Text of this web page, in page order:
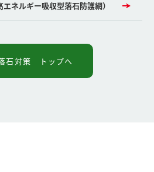
ネルギー吸収型落石防護網）
石対策 トップへ